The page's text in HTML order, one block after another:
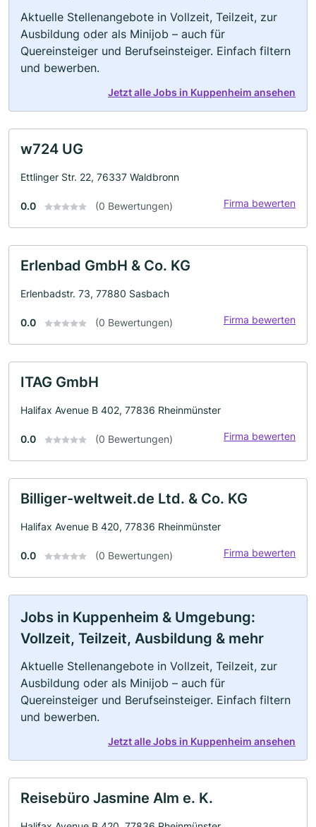
Aktuelle Stellenangebote in Vollzeit, Teilzeit, zur
Ausbildung oder als Minijob – auch für
Quereinsteiger und Berufseinsteiger. Einfach filtern
und bewerben.
Jetzt alle Jobs in Kuppenheim ansehen
w724 UG
Ettlinger Str. 22, 76337 Waldbronn
0.0 (0 Bewertungen) Firma bewerten
Erlenbad GmbH & Co. KG
Erlenbadstr. 73, 77880 Sasbach
0.0 (0 Bewertungen) Firma bewerten
ITAG GmbH
Halifax Avenue B 402, 77836 Rheinmünster
0.0 (0 Bewertungen) Firma bewerten
Billiger-weltweit.de Ltd. & Co. KG
Halifax Avenue B 420, 77836 Rheinmünster
0.0 (0 Bewertungen) Firma bewerten
Jobs in Kuppenheim & Umgebung:
Vollzeit, Teilzeit, Ausbildung & mehr
Aktuelle Stellenangebote in Vollzeit, Teilzeit, zur
Ausbildung oder als Minijob – auch für
Quereinsteiger und Berufseinsteiger. Einfach filtern
und bewerben.
Jetzt alle Jobs in Kuppenheim ansehen
Reisebüro Jasmine Alm e. K.